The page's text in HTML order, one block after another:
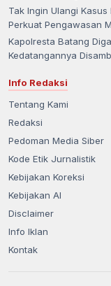
Tak Ingin Ulangi
Perkuat Pengawasan
Kapolresta Batang
Kedatangannya
Info Redaksi
Tentang Kami
Redaksi
Pedoman Media Siber
Kode Etik Jurnalistik
Kebijakan Koreksi
Kebijakan AI
Disclaimer
Info Iklan
Kontak